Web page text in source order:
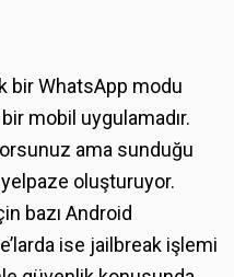
bir WhatsApp modu
mobil uygulamadır.
ama sunduğu
oluşturuyor.
bazı Android
ise jailbreak işlemi